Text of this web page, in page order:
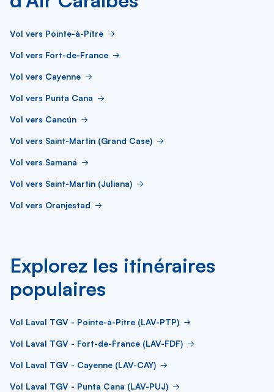
Vol vers Pointe-à-Pitre
Vol vers Fort-de-France
Vol vers Cayenne
Vol vers Punta Cana
Vol vers Cancún
Vol vers Saint-Martin (Grand Case)
Vol vers Samaná
Vol vers Saint-Martin (Juliana)
Vol vers Oranjestad
Explorez les itinéraires
populaires
Vol Laval TGV - Pointe-à-Pitre (LAV-PTP)
Vol Laval TGV - Fort-de-France (LAV-FDF)
Vol Laval TGV - Cayenne (LAV-CAY)
Vol Laval TGV - Punta Cana (LAV-PUJ)